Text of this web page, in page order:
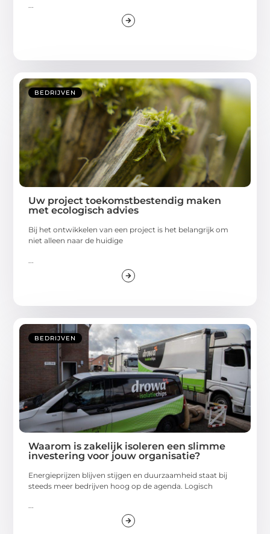
...
BEDRIJVEN
Uw project toekomstbestendig maken
met ecologisch advies
Bij het ontwikkelen van een project is het belangrijk om
niet alleen naar de huidige
BEDRIJVEN
Waarom is zakelijk isoleren een slimme
investering voor jouw organisatie?
Energieprijzen blijven stijgen en duurzaamheid staat bij
steeds meer bedrijven hoog op de agenda. Logisch
...